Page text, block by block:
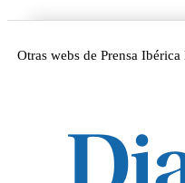
Otras webs de Prensa Ibérica